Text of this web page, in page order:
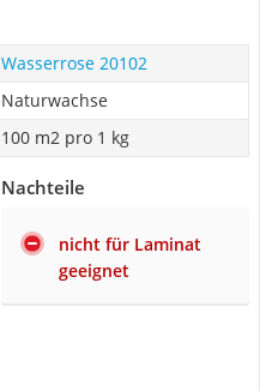
Wasserrose 20102
Naturwachse
100 m2 pro 1 kg
Nachteile
nicht für Laminat
geeignet